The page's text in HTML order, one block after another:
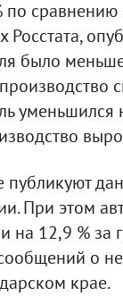
по сравнению
Росстата,
было
публикуют
При этом
на 12,9 % за
о
крае.